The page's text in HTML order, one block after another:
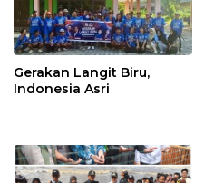
Gerakan Langit Biru,
Indonesia Asri